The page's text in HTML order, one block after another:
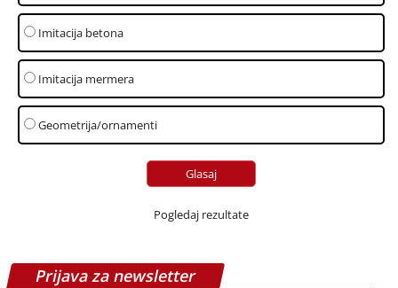
Imitacija betona
Imitacija mermera
Geometrija/ornamenti
Pogledaj rezultate
Prijava za newsletter